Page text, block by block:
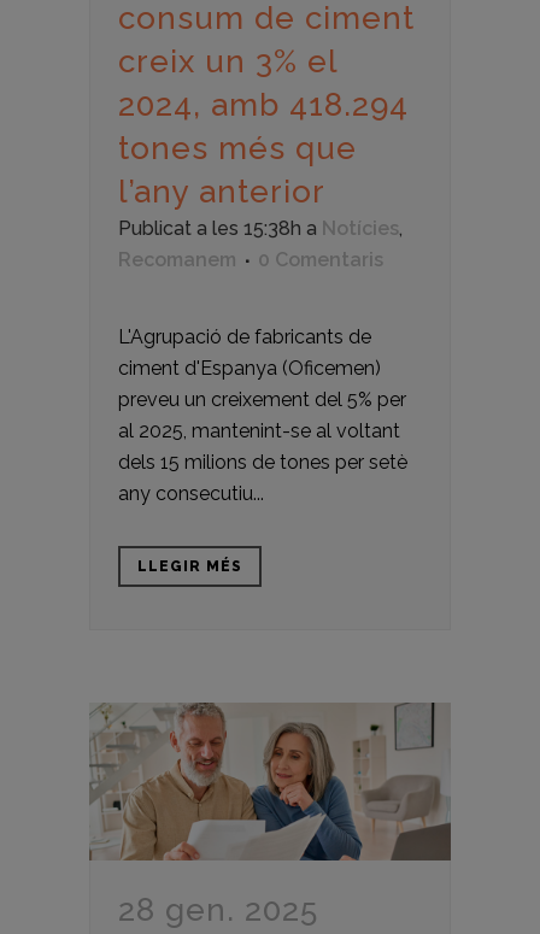
consum de ciment
creix un 3% el
2024, amb 418.294
tones més que
l’any anterior
Publicat a les 15:38h a Notícies,
Recomanem
0 Comentaris
L'Agrupació de fabricants de
ciment d'Espanya (Oficemen)
preveu un creixement del 5% per
al 2025, mantenint-se al voltant
dels 15 milions de tones per setè
any consecutiu...
LLEGIR MÉS
28 gen. 2025